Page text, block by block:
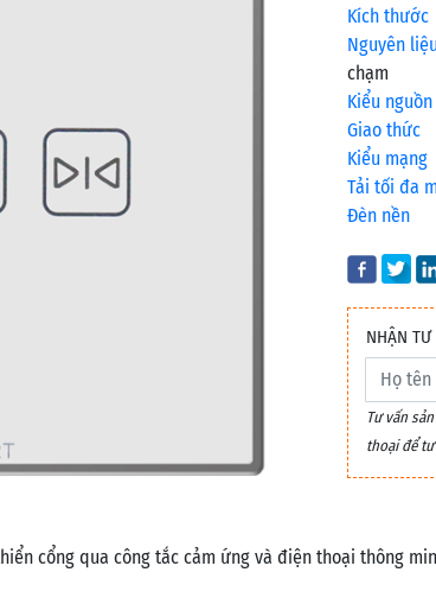
Kích thước
Nguyên liệu
chạm
Kiểu
Giao thức
Kiểu mạng
Tải tối đa
Đèn nền
NHẬN
Tư vấn
thoại để
cổng qua công tắc cảm ứng và điện thoại thông